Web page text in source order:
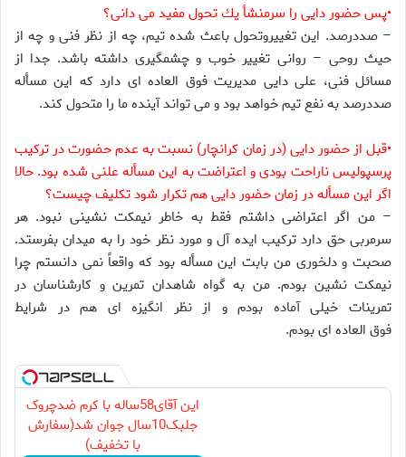
•پس حضور دايى را سرمنشأ يك تحول مفيد مى دانى؟
– صددرصد. اين تغييروتحول باعث شده تيم، چه از نظر فنى و چه از
حيث روحى – روانى تغيير خوب و چشمگيرى داشته باشد. جدا از
مسائل فنى، على دايى مديريت فوق العاده اى دارد كه اين مسأله
صددرصد به نفع تيم خواهد بود و مى تواند آينده ما را متحول كند.
•قبل از حضور دايى (در زمان كرانچار) نسبت به عدم حضورت در تركيب
پرسپوليس ناراحت بودى و اعتراضت به اين مسأله علنى شده بود. حالا
اگر اين مسأله در زمان حضور دايى هم تكرار شود تكليف چيست؟
– من اگر اعتراضى داشتم فقط به خاطر نيمكت نشينى نبود. هر
سرمربى حق دارد تركيب ايده آل و مورد نظر خود را به ميدان بفرستد.
صحبت و دلخورى من بابت اين مسأله بود كه واقعاً نمى دانستم چرا
نيمكت نشين بودم. من به گواه شاهدان تمرين و كارشناسان در
تمرينات خيلى آماده بودم و از نظر انگيزه اى هم در شرايط
فوق العاده اى بودم.
این آقای58ساله با کرم ضدچروک
جلبک10سال جوان شد(سفارش
با تخفیف)